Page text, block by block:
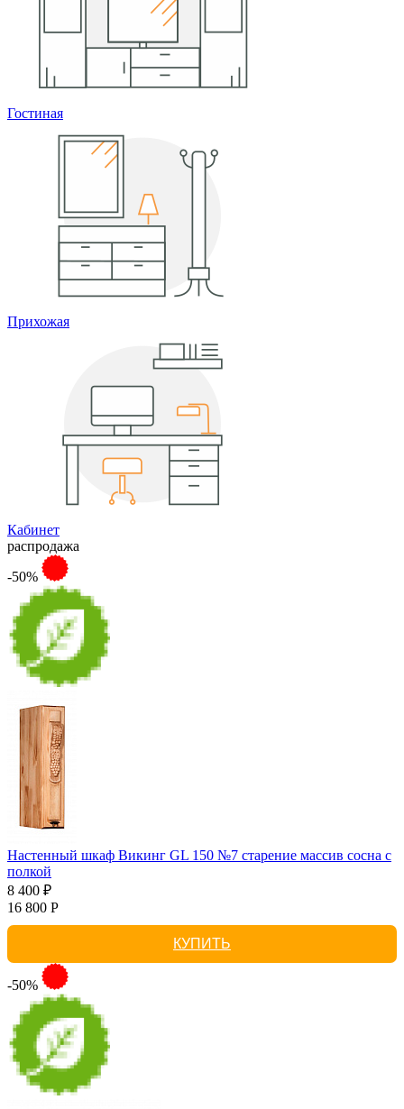
Гостиная
Прихожая
Кабинет
распродажа
-50%
Настенный шкаф Викинг GL 150 №7 старение массив сосна с
полкой
8 400 ₽
16 800 Р
КУПИТЬ
-50%